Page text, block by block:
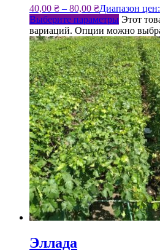
40,00 ₴ – 80,00 ₴Диапазон
Выберите параметры Этот
вариаций. Опции можно
Эллада